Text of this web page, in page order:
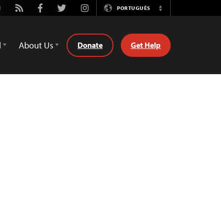
Rss FacebookTwitterInstagramPORTUGUÊS
Switch
About Us Donate Get Help